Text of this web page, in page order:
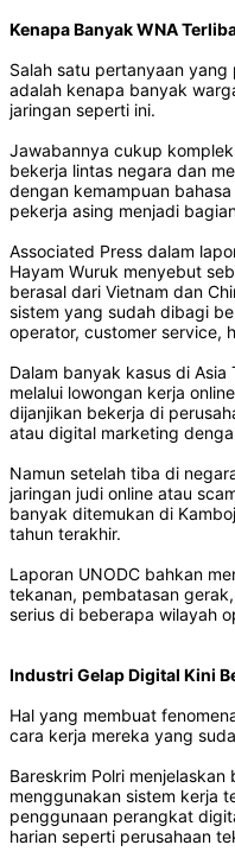
Kenapa Banyak WNA
Salah satu pertanyaan
adalah kenapa banyak
jaringan seperti ini.
Jawabannya cukup
bekerja lintas negara dan
dengan kemampuan
pekerja asing menjadi
Associated Press dalam
Hayam Wuruk menyebut
berasal dari Vietnam dan
sistem yang sudah dibagi
operator, customer service,
Dalam banyak kasus di
melalui lowongan kerja
dijanjikan bekerja di
atau digital marketing
Namun setelah tiba di
jaringan judi online atau
banyak ditemukan di
tahun terakhir.
Laporan UNODC bahkan
tekanan, pembatasan
serius di beberapa wilayah
Industri Gelap Digital Kini
Hal yang membuat
cara kerja mereka yang
Bareskrim Polri
menggunakan sistem kerja
penggunaan perangkat
harian seperti perusahaan